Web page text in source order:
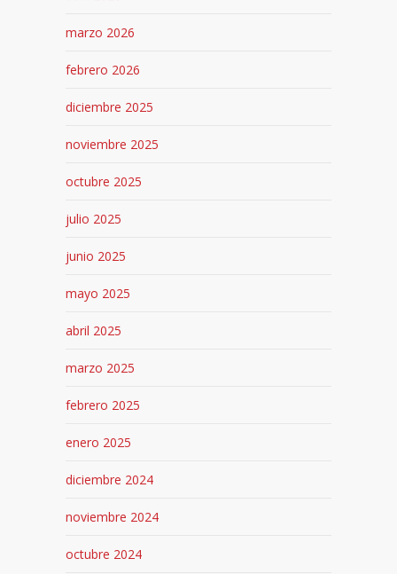
marzo 2026
febrero 2026
diciembre 2025
noviembre 2025
octubre 2025
julio 2025
junio 2025
mayo 2025
abril 2025
marzo 2025
febrero 2025
enero 2025
diciembre 2024
noviembre 2024
octubre 2024